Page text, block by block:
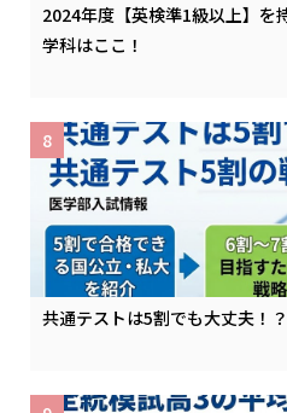
2024年度【英検準1級以上】を
学科はここ！
共通テストは5割でも大丈夫！
8